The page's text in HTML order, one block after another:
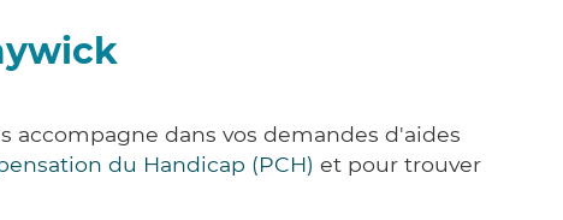
accompagne dans vos demandes d'aides
du Handicap (PCH) et pour trouver